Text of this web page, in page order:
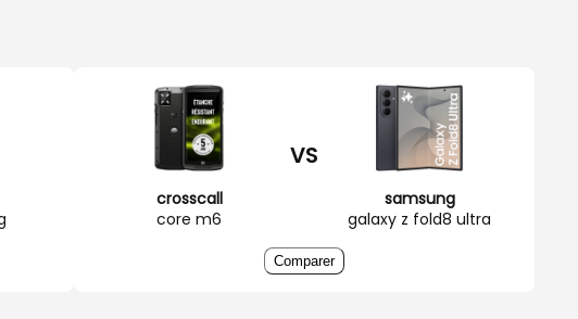
crosscall
core m6
VS
samsung
galaxy z fold8 ultra
Comparer